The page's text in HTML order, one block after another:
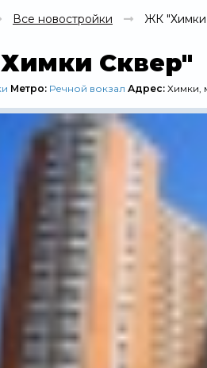
Все новостройки ЖК "Химки
Сквер"
Метро: Речной вокзал Адрес: Химки,